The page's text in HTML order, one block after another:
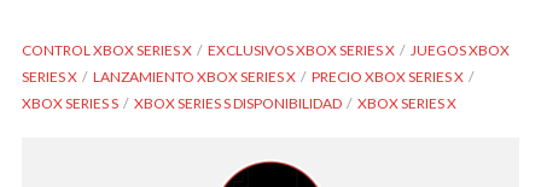
CONTROL XBOX SERIES X EXCLUSIVOS XBOX SERIES X
JUEGOS XBOX
SERIES X
LANZAMIENTO XBOX SERIES X
PRECIO XBOX SERIES X
XBOX SERIES S
XBOX SERIES S DISPONIBILIDAD XBOX SERIES X